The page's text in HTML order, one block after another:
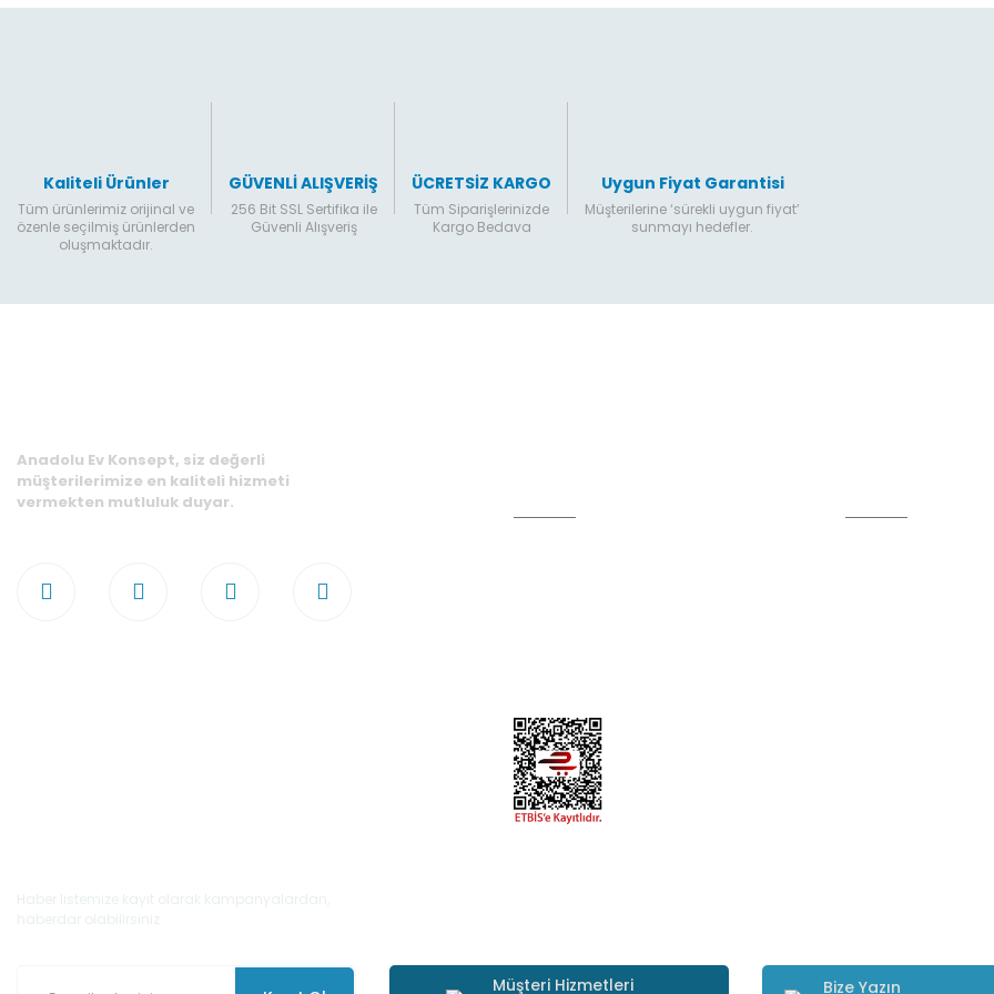
Gönder
Kaliteli Ürünler
Tüm ürünlerimiz orijinal ve
özenle seçilmiş ürünlerden
oluşmaktadır.
GÜVENLİ ALIŞVERİŞ
256 Bit SSL Sertifika ile
Güvenli Alışveriş
ÜCRETSİZ KARGO
Tüm Siparişlerinizde
Kargo Bedava
Uygun Fiyat Garantisi
Müşterilerine ‘sürekli uygun fiyat’
sunmayı hedefler.
Anadolu Ev Konsept, siz değerli
müşterilerimize en kaliteli hizmeti
vermekten mutluluk duyar.
Müşteri Hizmetleri Bize Yazın